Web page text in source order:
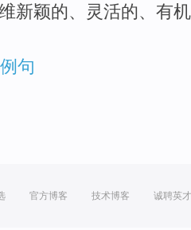
新颖的、 灵活的、 有机
句
官方博客 技术博客 诚聘英才